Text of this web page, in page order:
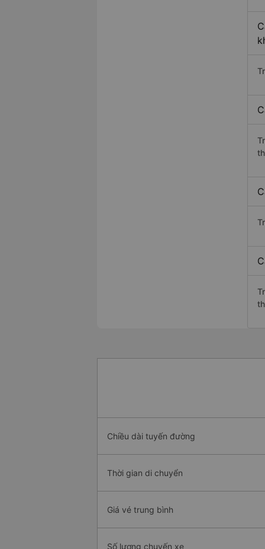
Chiều dài tuyến đường
Thời gian di chuyển
Giá vé trung bình
Số lượng chuyến xe